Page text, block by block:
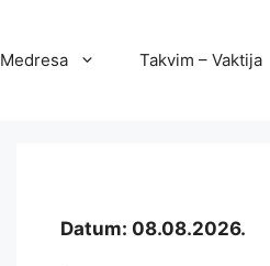
Medresa Takvim – Vaktija
Datum: 08.08.2026.